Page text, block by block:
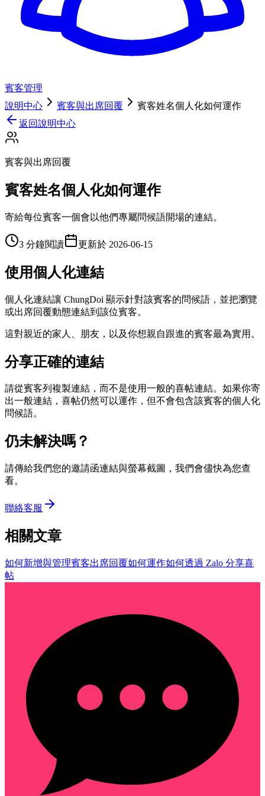
賓客管理
說明中心
賓客與出席回覆
賓客姓名個人化如何運作
返回說明中心
賓客與出席回覆
賓客姓名個人化如何運作
寄給每位賓客一個會以他們專屬問候語開場的連結。
3 分鐘閱讀 更新於 2026-06-15
使用個人化連結
個人化連結讓 ChungDoi 顯示針對該賓客的問候語，並把瀏覽
或出席回覆動態連結到該位賓客。
這對親近的家人、朋友，以及你想親自跟進的賓客最為實用。
分享正確的連結
請從賓客列複製連結，而不是使用一般的喜帖連結。如果你寄
出一般連結，喜帖仍然可以運作，但不會包含該賓客的個人化
問候語。
仍未解決嗎？
請傳給我們您的邀請函連結與螢幕截圖，我們會儘快為您查
看。
聯絡客服
相關文章
如何新增與管理賓客出席回覆如何運作如何透過 Zalo 分享喜
帖